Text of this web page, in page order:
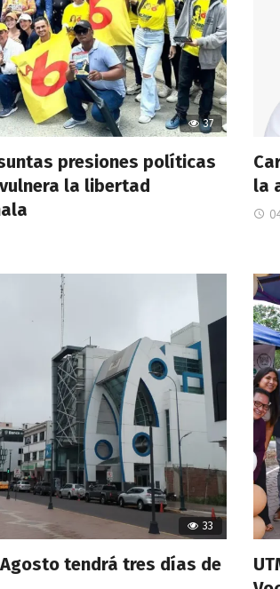
37
presiones políticas
la libertad
la
33
tendrá tres días de